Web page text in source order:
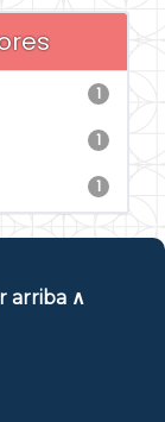
1
1
1
arriba ∧